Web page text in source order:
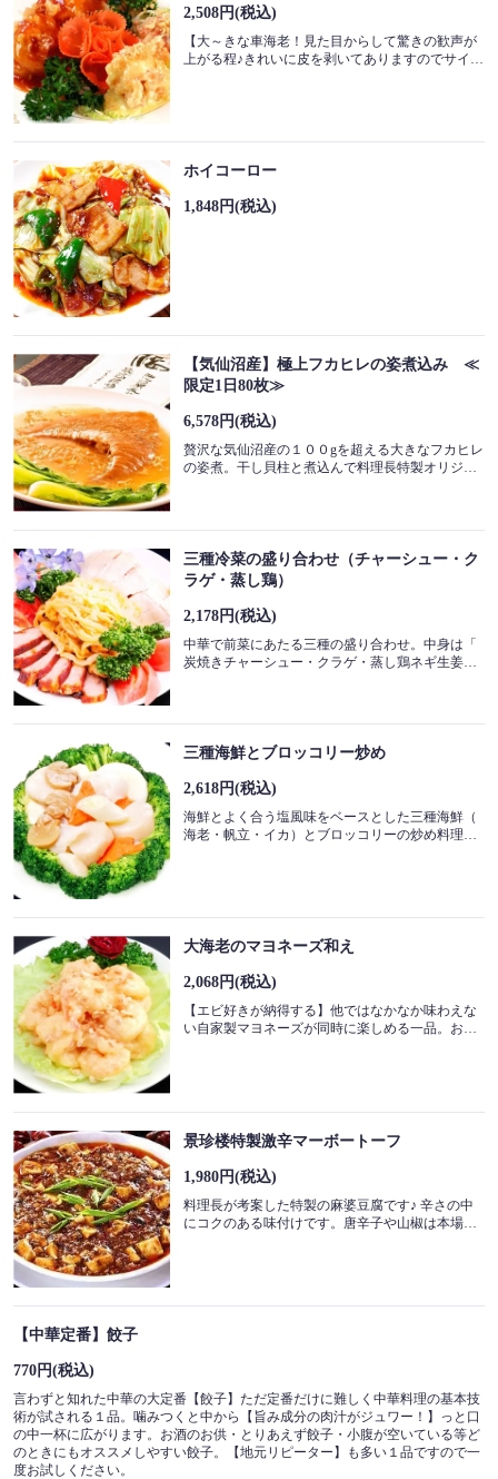
2,508円(税込)
【大～きな車海老！見た目からして驚きの歓声が
ホイコーロー
1,848円(税込)
【気仙沼産】極上フカヒレの姿煮込み ≪
限定1日80枚≫
6,578円(税込)
贅沢な気仙沼産の１００gを超える大きなフカヒレ
の姿煮。干し貝柱と煮込んで料理長特製オリジナルソースを加えたフカヒレは本来の味をより引き立たせしっかりと旨味が染みています。ずっしりとした肉厚なフカヒレを噛みしめると食べたものすべての方を幸せな気持ちにさせてくれます。是非ご賞味下さい。
三種冷菜の盛り合わせ（チャーシュー・ク
ラゲ・蒸し鶏）
2,178円(税込)
中華で前菜にあたる三種の盛り合わせ。中身は「
三種海鮮とブロッコリー炒め
2,618円(税込)
海鮮とよく合う塩風味をベースとした三種海鮮（
海老・帆立・イカ）とブロッコリーの炒め料理長自ら市場に出て使用している新鮮な海老・帆立・イカは食べ応えもしっかりあり口の中一杯に自然の恵みを感じさせてくれます。本来の味を生かすためさっと炒め生姜の香りが広がりブロッコリーと食べると食感をお楽しみ頂けます。
大海老のマヨネーズ和え
2,068円(税込)
【エビ好きが納得する】他ではなかなか味わえな
い自家製マヨネーズが同時に楽しめる一品。お客様からの声で料理長が作った特製料理。しっかりとしたプリプリの大海老で味も抜群！！皮も食べやすいように剥いてありますのでお子さまにも食べやすく大好評頂いております。是非ご賞味あれ☆
景珍楼特製激辛マーボートーフ
1,980円(税込)
料理長が考案した特製の麻婆豆腐です♪ 辛さの中
【中華定番】餃子
770円(税込)
言わずと知れた中華の大定番【餃子】ただ定番だけに難しく中華料理の基本技
術が試される１品。噛みつくと中から【旨み成分の肉汁がジュワー！】っと口
の中一杯に広がります。お酒のお供・とりあえず餃子・小腹が空いている等ど
のときにもオススメしやすい餃子。【地元リピーター】も多い１品ですので一
度お試しください。
この店舗情報をシェアする
料理 | 景珍楼 本館 横浜中華街西門通り店
神奈川県横浜市中区山下町218-13
https://keichinrouhonkan.owst.jp/foods
閉じる